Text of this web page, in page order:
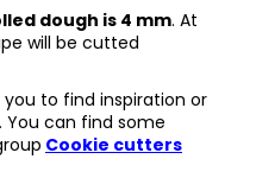
dough is 4 mm. At
will be cutted
to find inspiration or
can find some
Cookie cutters